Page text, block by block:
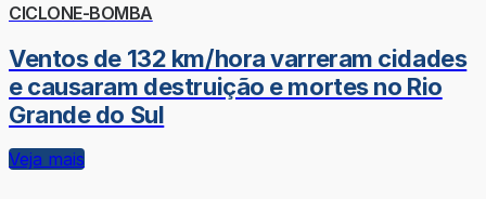
CICLONE-BOMBA
Ventos de 132 km/hora varreram cidades
e causaram destruição e mortes no Rio
Grande do Sul
Veja mais